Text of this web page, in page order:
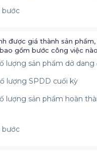
bước
được giá thành sản
gồm bước công việc
lượng sản phẩm dở dang
lượng SPDD cuối kỳ
lượng sản phẩm hoàn
bước